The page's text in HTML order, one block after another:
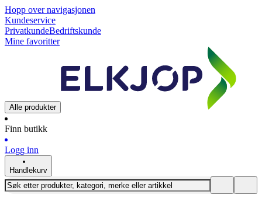
Hopp over navigasjonen
Kundeservice
PrivatkundeBedriftskunde
Mine favoritter
Alle produkter
Finn butikk
Logg inn
Handlekurv